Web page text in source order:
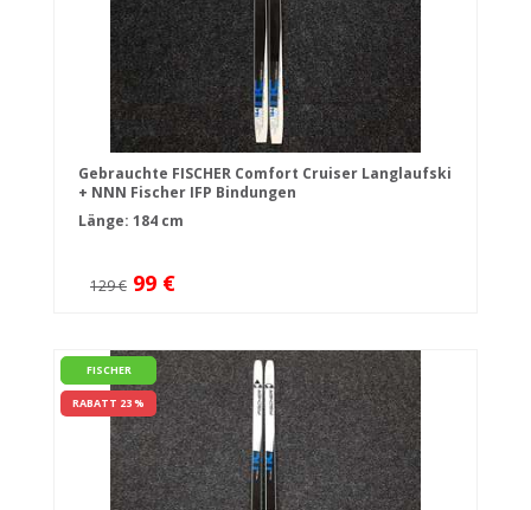
Gebrauchte FISCHER Comfort Cruiser Langlaufski
+ NNN Fischer IFP Bindungen
Länge: 184 cm
129 € 99 €
FISCHER
RABATT 23 %